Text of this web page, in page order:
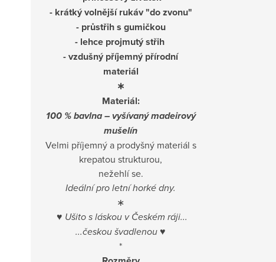
- krátký volnější rukáv "do zvonu"
- průstřih s gumičkou
- lehce projmutý střih
- vzdušný příjemný přírodní
materiál
∗
Materiál:
100 % bavlna – vyšívaný madeirový
mušelín
Velmi příjemný a prodyšný materiál s
krepatou strukturou,
nežehlí se.
Ideální pro letní horké dny.
∗
♥ Ušito s láskou v Českém ráji...
...českou švadlenou ♥
*